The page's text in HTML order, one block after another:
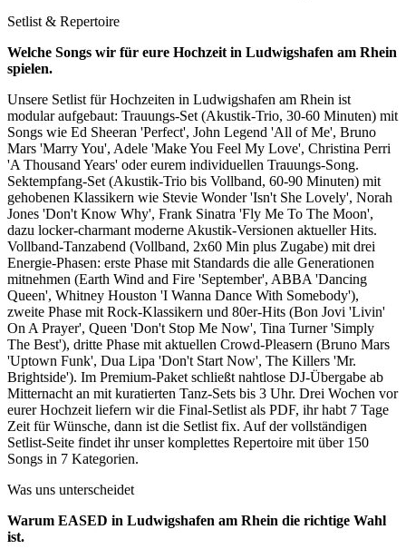
Setlist & Repertoire
Welche Songs wir für eure Hochzeit in Ludwigshafen am Rhein
spielen.
Unsere Setlist für Hochzeiten in Ludwigshafen am Rhein ist
modular aufgebaut: Trauungs-Set (Akustik-Trio, 30-60 Minuten) mit
Songs wie Ed Sheeran 'Perfect', John Legend 'All of Me', Bruno
Mars 'Marry You', Adele 'Make You Feel My Love', Christina Perri
'A Thousand Years' oder eurem individuellen Trauungs-Song.
Sektempfang-Set (Akustik-Trio bis Vollband, 60-90 Minuten) mit
gehobenen Klassikern wie Stevie Wonder 'Isn't She Lovely', Norah
Jones 'Don't Know Why', Frank Sinatra 'Fly Me To The Moon',
dazu locker-charmant moderne Akustik-Versionen aktueller Hits.
Vollband-Tanzabend (Vollband, 2x60 Min plus Zugabe) mit drei
Energie-Phasen: erste Phase mit Standards die alle Generationen
mitnehmen (Earth Wind and Fire 'September', ABBA 'Dancing
Queen', Whitney Houston 'I Wanna Dance With Somebody'),
zweite Phase mit Rock-Klassikern und 80er-Hits (Bon Jovi 'Livin'
On A Prayer', Queen 'Don't Stop Me Now', Tina Turner 'Simply
The Best'), dritte Phase mit aktuellen Crowd-Pleasern (Bruno Mars
'Uptown Funk', Dua Lipa 'Don't Start Now', The Killers 'Mr.
Brightside'). Im Premium-Paket schließt nahtlose DJ-Übergabe ab
Mitternacht an mit kuratierten Tanz-Sets bis 3 Uhr. Drei Wochen vor
eurer Hochzeit liefern wir die Final-Setlist als PDF, ihr habt 7 Tage
Zeit für Wünsche, dann ist die Setlist fix. Auf der vollständigen
Setlist-Seite findet ihr unser komplettes Repertoire mit über 150
Songs in 7 Kategorien.
Was uns unterscheidet
Warum EASED in Ludwigshafen am Rhein die richtige Wahl
ist.